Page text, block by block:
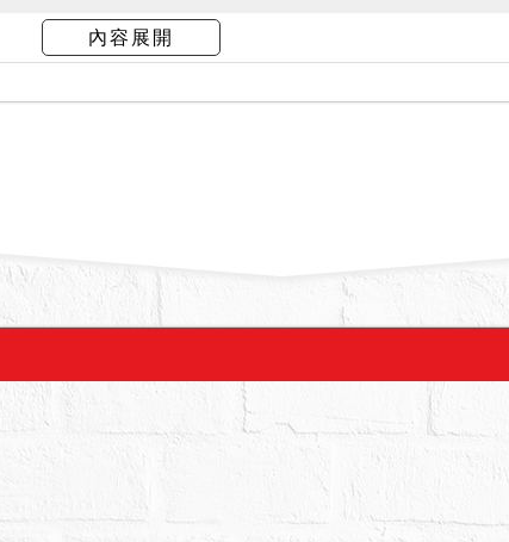
經本院現場查封與勘驗時，債務人不在場，債
償使用，已經居住快30年。一樓有神明桌，有
下室通往陽台的門口有漏水情形，地下室有
且經台北市建築管理工程處列為水平增建違章
照存證處理，拍定人應自行負擔被拆除危險，不
物現況拍賣，當事人及拍定人均不得以面積不符
之危險。
賣，請投標人分別出價。
台幣：34,737,000元，以總價最高者得標。
內容展開